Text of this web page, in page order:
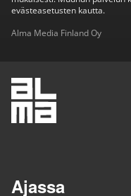
evästeasetusten kautta.
Alma Media Finland Oy